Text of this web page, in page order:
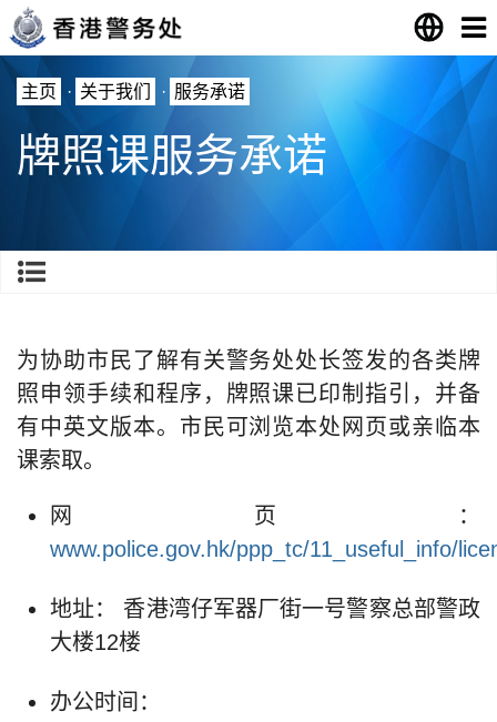
主页 · 关于我们 · 服务承诺
牌照课服务承诺
为协助市民了解有关警务处处长签发的各类牌
照申领手续和程序，牌照课已印制指引，并备
有中英文版本。市民可浏览本处网页或亲临本
课索取。
网页：
www.police.gov.hk/ppp_tc/11_useful_info/
地址： 香港湾仔军器厂街一号警察总部警政
大楼12楼
办公时间：